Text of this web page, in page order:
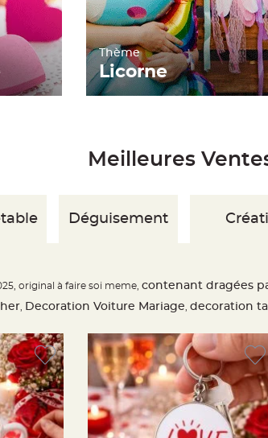
Thème
Licorne
Meilleures
Déguisement
original à faire soi meme, contenant dragées
Decoration Voiture Mariage decoration